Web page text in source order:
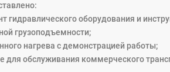
гидравлического оборудования и
грузоподъемности;
нагрева с демонстрацией работы;
для обслуживания коммерческого